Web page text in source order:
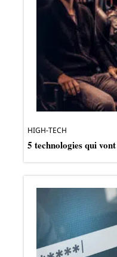
HIGH-TECH
5 technologies qui